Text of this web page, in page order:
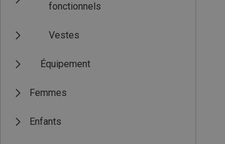
fonctionnels
Vestes
Équipement
Femmes
Enfants